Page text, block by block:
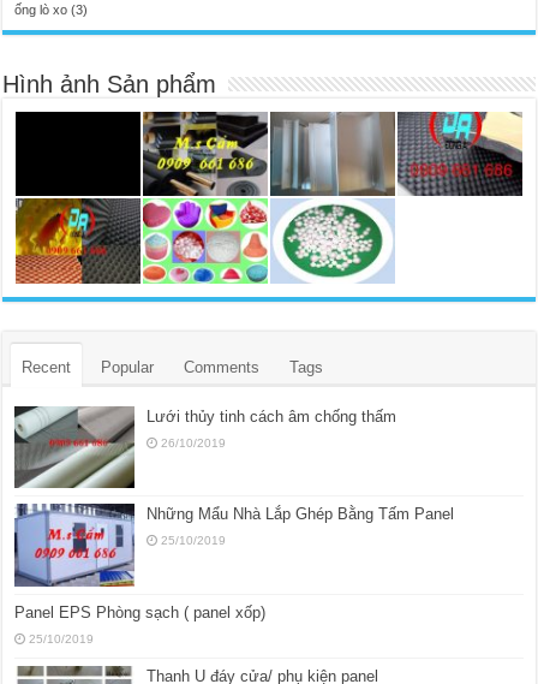
ống lò xo (3)
Hình ảnh Sản phẩm
Recent Popular Comments Tags
Lưới thủy tinh cách âm chống thấm
26/10/2019
Những Mẩu Nhà Lắp Ghép Bằng Tấm Panel
25/10/2019
Panel EPS Phòng sạch ( panel xốp)
25/10/2019
Thanh U đáy cửa/ phụ kiện panel